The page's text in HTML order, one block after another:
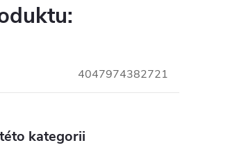
4047974382721
kategorii